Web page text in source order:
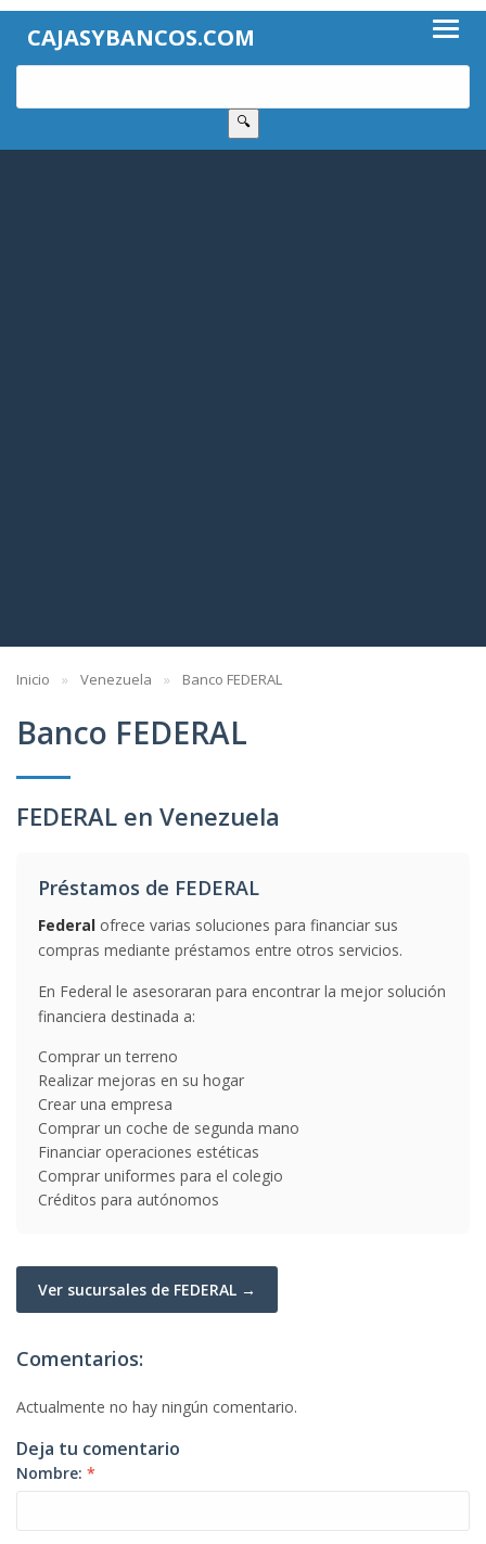
CAJASYBANCOS.COM
🔍
Inicio Venezuela Banco FEDERAL
Banco FEDERAL
FEDERAL en Venezuela
Préstamos de FEDERAL
Federal ofrece varias soluciones para financiar sus
compras mediante préstamos entre otros servicios.
En Federal le asesoraran para encontrar la mejor solución
financiera destinada a:
Comprar un terreno
Realizar mejoras en su hogar
Crear una empresa
Comprar un coche de segunda mano
Financiar operaciones estéticas
Comprar uniformes para el colegio
Créditos para autónomos
Ver sucursales de FEDERAL →
Comentarios:
Actualmente no hay ningún comentario.
Deja tu comentario
Nombre: *